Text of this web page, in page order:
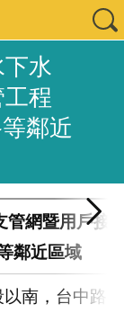
水
程
鄰近
網暨用戶接
鄰近區域
南，台中路